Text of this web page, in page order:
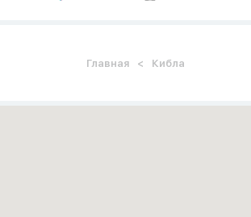
Главная Кибла